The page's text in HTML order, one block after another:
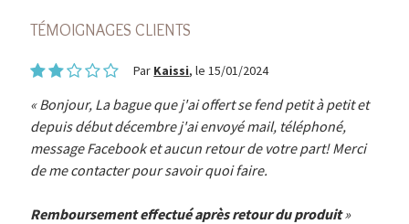
TÉMOIGNAGES CLIENTS
Par Kaissi, le 15/01/2024
Bonjour, La bague que j'ai offert se fend petit à petit et
depuis début décembre j'ai envoyé mail, téléphoné,
message Facebook et aucun retour de votre part! Merci
de me contacter pour savoir quoi faire.
Remboursement effectué après retour du produit